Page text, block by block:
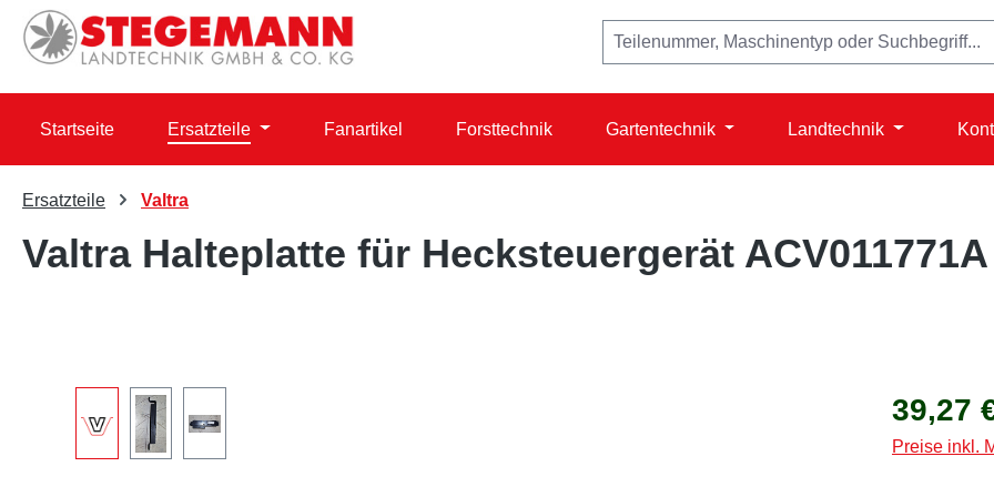
Hauptinhalt springen
Zur Suche springen
Zur Hauptnavigation springen
Startseite Ersatzteile Fanartikel Forsttechnik Gartentechnik Landtechnik
Ersatzteile Valtra
Valtra Halteplatte für Hecksteuergerät ACV011771A
Bildergalerie überspringen Regulärer
39,27
Preise inkl.